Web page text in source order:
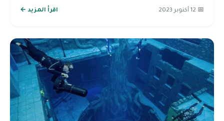
📅 12 أكتوبر 2023 اقرأ المزيد ←